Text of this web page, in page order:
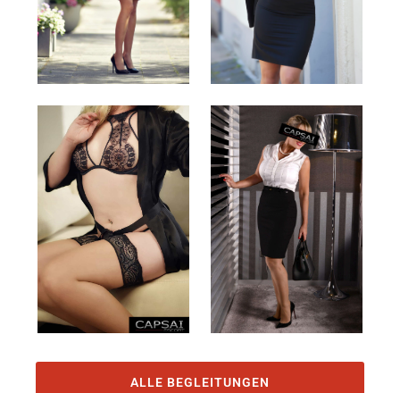
ALLE BEGLEITUNGEN